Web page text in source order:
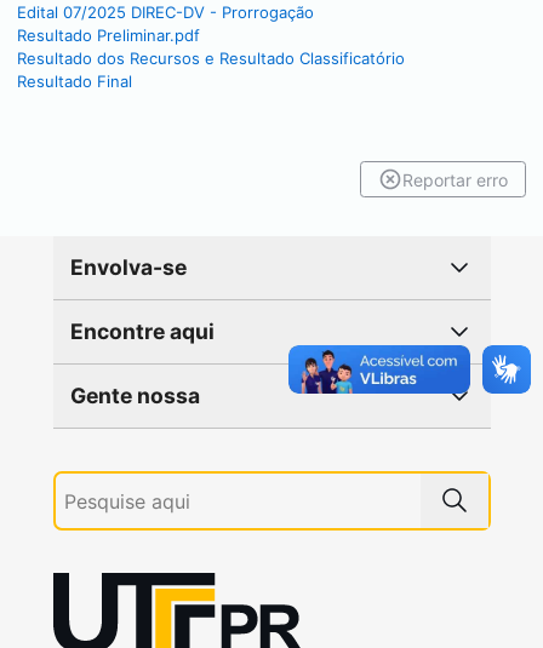
Edital 07/2025 DIREC-DV - Prorrogação
Resultado Preliminar.pdf
Resultado dos Recursos e Resultado Classificatório
Resultado Final
Reportar erro
Envolva-se
Encontre aqui
Gente nossa